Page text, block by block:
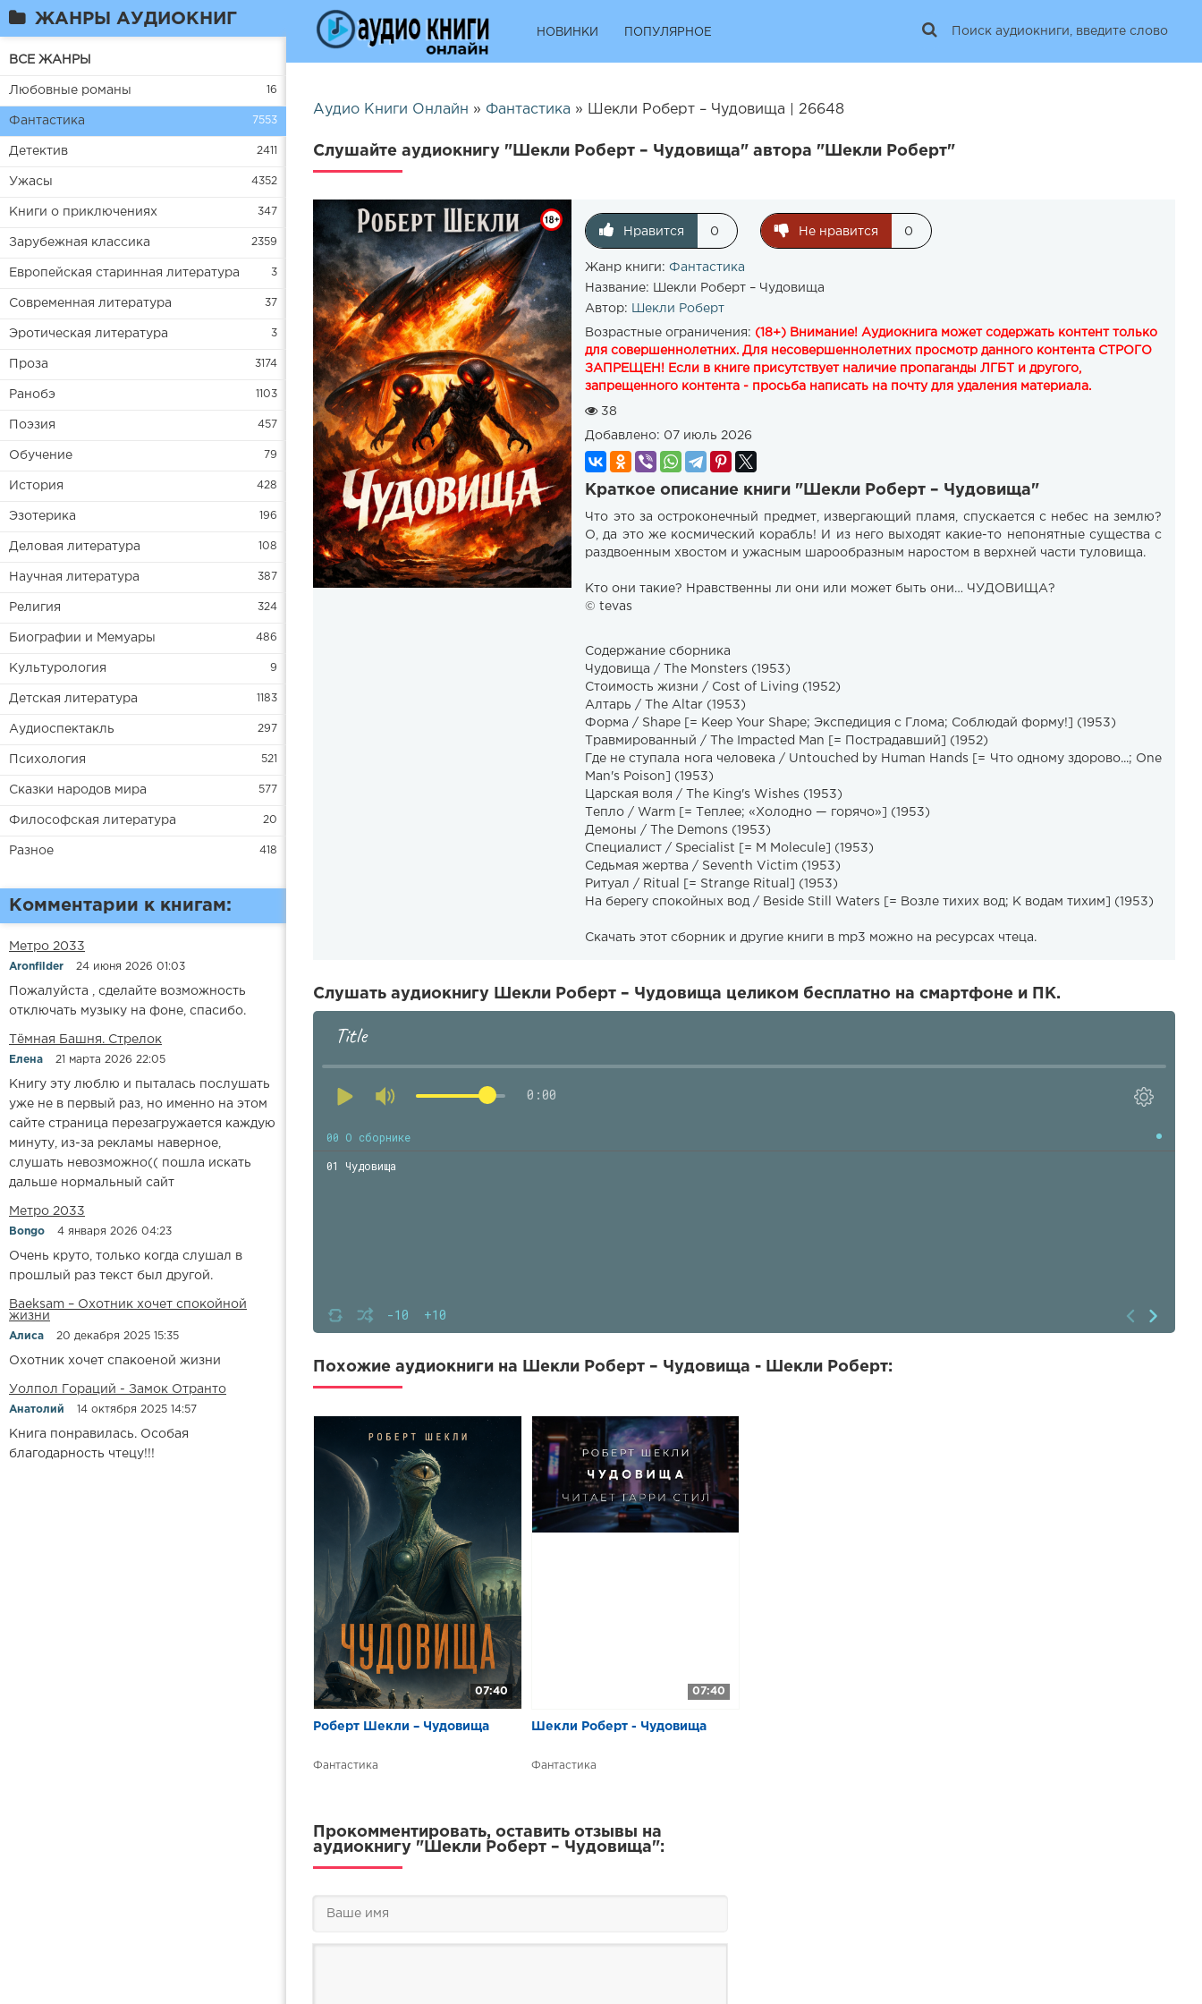
ЖАНРЫ АУДИОКНИГ
ВСЕ ЖАНРЫ
Любовные романы 16
Фантастика 7553
Детектив 2411
Ужасы 4352
Книги о приключениях 347
Зарубежная классика 2359
Европейская старинная литература 3
Современная литература 37
Эротическая литература 3
Проза 3174
Ранобэ 1103
Поэзия 457
Обучение 79
История 428
Эзотерика 196
Деловая литература 108
Научная литература 387
Религия 324
Биографии и Мемуары 486
Культурология 9
Детская литература 1183
Аудиоспектакль 297
Психология 521
Сказки народов мира 577
Философская литература 20
Разное 418
Комментарии к книгам:
Метро 2033
Aronfilder 24 июня 2026 01:03
Пожалуйста , сделайте возможность
отключать музыку на фоне, спасибо.
​​Тёмная Башня. Стрелок
Елена 21 марта 2026 22:05
Книгу эту люблю и пыталась послушать
уже не в первый раз, но именно на этом
сайте страница перезагружается каждую
минуту, из-за рекламы наверное,
слушать невозможно(( пошла искать
дальше нормальный сайт
Метро 2033
Bongo 4 января 2026 04:23
Очень круто, только когда слушал в
прошлый раз текст был другой.
Baeksam – Охотник хочет спокойной
жизни
Алиса 20 декабря 2025 15:35
Охотник хочет спакоеной жизни
Уолпол Гораций - Замок Отранто
Анатолий 14 октября 2025 14:57
Книга понравилась. Особая
благодарность чтецу!!!
НОВИНКИ ПОПУЛЯРНОЕ
Аудио Книги Онлайн » Фантастика » Шекли Роберт – Чудовища | 26648
Слушайте аудиокнигу "Шекли Роберт – Чудовища" автора "Шекли Роберт"
Нравится 0 Не нравится 0
Жанр книги:Фантастика
Название:
Шекли Роберт – Чудовища
Автор:
Шекли Роберт
Возрастные ограничения: (18+) Внимание! Аудиокнига может содержать контент только
для совершеннолетних. Для несовершеннолетних просмотр данного контента СТРОГО
ЗАПРЕЩЕН! Если в книге присутствует наличие пропаганды ЛГБТ и другого,
запрещенного контента - просьба написать на почту для удаления материала.
38
Добавлено: 07 июль 2026
Краткое описание книги "Шекли Роберт – Чудовища"
Что это за остроконечный предмет, извергающий пламя, спускается с небес на землю?
О, да это же космический корабль! И из него выходят какие-то непонятные существа с
раздвоенным хвостом и ужасным шарообразным наростом в верхней части туловища.
Кто они такие? Нравственны ли они или может быть они… ЧУДОВИЩА?
© tevas
Содержание сборника
Чудовища / The Monsters (1953)
Стоимость жизни / Cost of Living (1952)
Алтарь / The Altar (1953)
Форма / Shape [= Keep Your Shape; Экспедиция с Глома; Соблюдай форму!] (1953)
Травмированный / The Impacted Man [= Пострадавший] (1952)
Где не ступала нога человека / Untouched by Human Hands [= Что одному здорово...; One
Man's Poison] (1953)
Царская воля / The King's Wishes (1953)
Тепло / Warm [= Теплее; «Холодно — горячо»] (1953)
Демоны / The Demons (1953)
Специалист / Specialist [= M Molecule] (1953)
Седьмая жертва / Seventh Victim (1953)
Ритуал / Ritual [= Strange Ritual] (1953)
На берегу спокойных вод / Beside Still Waters [= Возле тихих вод; К водам тихим] (1953)
Скачать этот сборник и другие книги в mp3 можно на ресурсах чтеца.
Слушать аудиокнигу Шекли Роберт – Чудовища целиком бесплатно на смартфоне и ПК.
Title
0:00
-10 +10
00 О сборнике
01 Чудовища
Похожие аудиокниги на Шекли Роберт – Чудовища - Шекли Роберт:
07:40
Роберт Шекли – Чудовища
Фантастика
07:40
Шекли Роберт - Чудовища
Фантастика
Прокомментировать, оставить отзывы на
аудиокнигу "Шекли Роберт – Чудовища":